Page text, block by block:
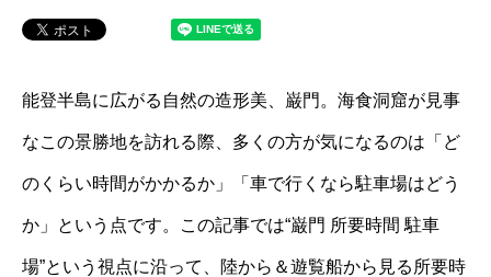
能登半島に広がる自然の造形美、巌門。海食洞窟が見事
なこの景勝地を訪れる際、多くの方が気になるのは「ど
のくらい時間がかかるか」「車で行くなら駐車場はどう
か」という点です。この記事では“巌門 所要時間 駐車
場”という視点に沿って、陸から＆遊覧船から見る所要時